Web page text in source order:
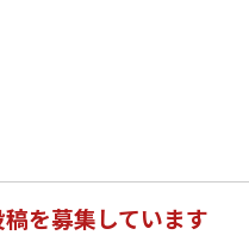
を募集しています